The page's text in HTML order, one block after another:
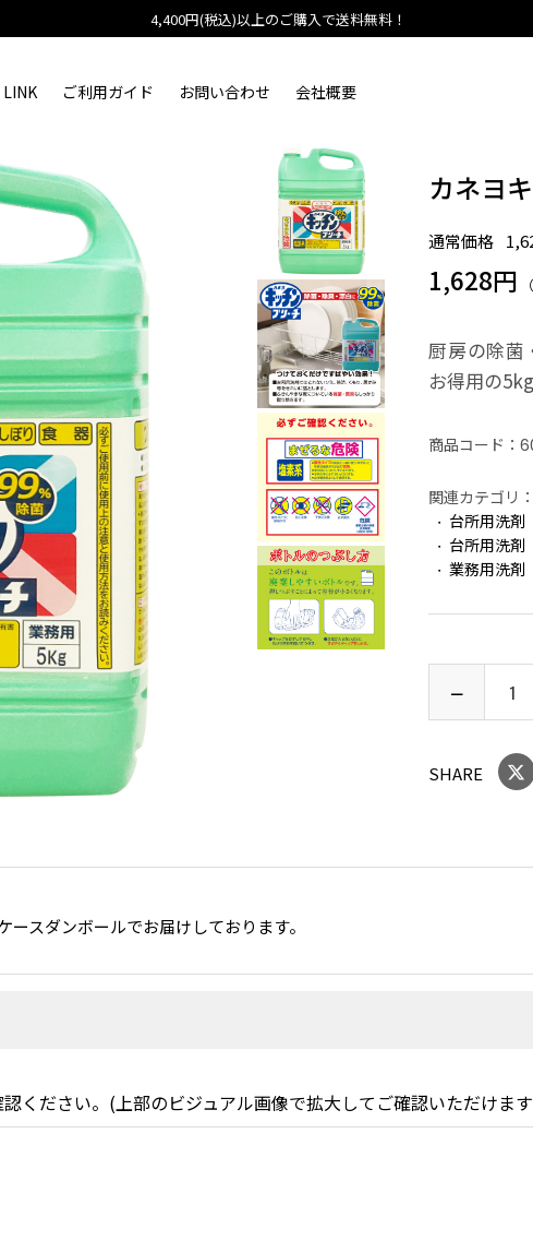
4,400円(税込)以上のご購入で送料無料！
LINK ご利用ガイド お問い合わせ 会社概要
カネヨ
通常価格
1,628円
厨房の除菌
お得用の
商品コード：
関連カテゴリ
台所用洗剤
台所用洗剤
業務用洗剤
SHARE
ースダンボールでお届けしております。
ください。(上部のビジュアル画像で拡大してご確認いただけま